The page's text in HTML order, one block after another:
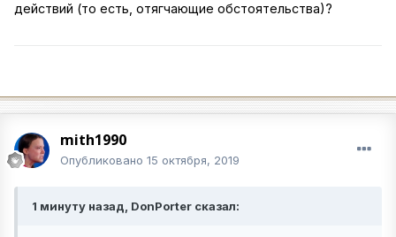
действий (то есть, отягчающие обстоятельства)?
mith1990
Опубликовано 15 октября, 2019
1 минуту назад, DonPorter сказал: